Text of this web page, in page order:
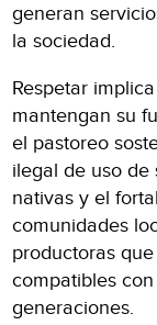
generan
la sociedad.
Respetar
mantengan su
el pastoreo
ilegal de uso de
nativas y el
comunidades
productoras
compatibles
generaciones.